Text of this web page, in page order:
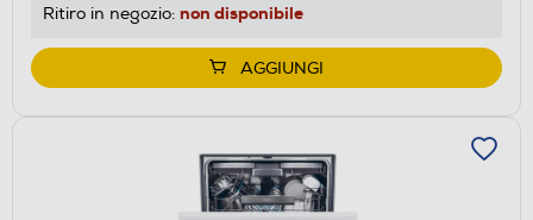
Ritiro in negozio: non disponibile
AGGIUNGI